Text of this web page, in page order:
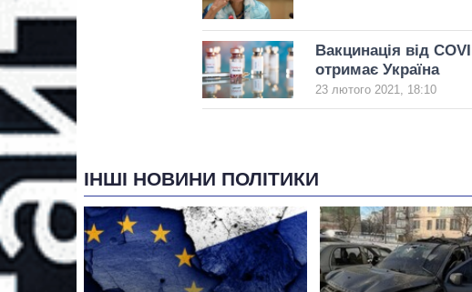
Вакцинація від
отримає Україна
23 лютого 2021, 18:10
ІНШІ НОВИНИ ПОЛІТИКИ